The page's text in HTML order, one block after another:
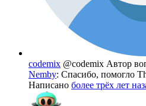
codemix @codemix Автор
Nemby: Спасибо, помогло
Написано более трёх лет